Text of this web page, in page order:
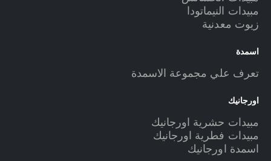
مبيدات النيماتودا
زيوت معدنية
اسمدة
تعرف علي مجموعة الاسمدة
اورجانيك
مبيدات حشرية اورجانيك
مبيدات فطرية اورجانيك
اسمدة اورجانيك